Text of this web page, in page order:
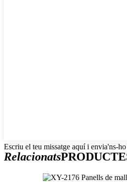
Escriu el teu missatge aquí i envia'ns-ho
Relacionats